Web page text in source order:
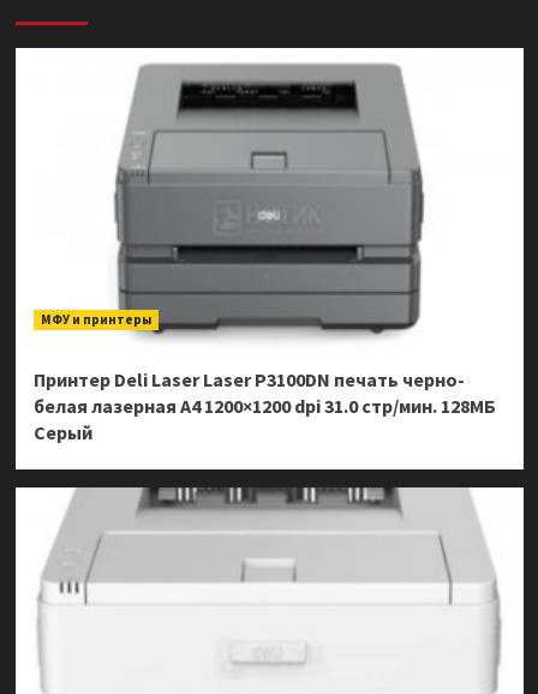
МФУ и принтеры
Принтер Deli Laser Laser P3100DN печать черно-
белая лазерная A4 1200×1200 dpi 31.0 стр/мин. 128МБ
Серый